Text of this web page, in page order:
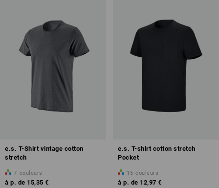
e.s. T-Shirt vintage cotton
stretch
7 couleurs
à p. de 15,35 €
e.s. T-shirt cotton stretch
Pocket
15 couleurs
à p. de 12,97 €